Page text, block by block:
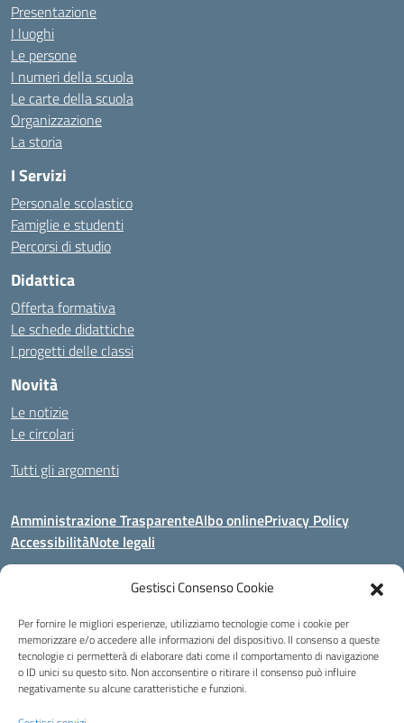
Gestisci Consenso Cookie
Per fornire le migliori esperienze, utilizziamo tecnologie come i cookie per
memorizzare e/o accedere alle informazioni del dispositivo. Il consenso a queste
tecnologie ci permetterà di elaborare dati come il comportamento di navigazione
o ID unici su questo sito. Non acconsentire o ritirare il consenso può influire
negativamente su alcune caratteristiche e funzioni.
Presentazione
I luoghi
Le persone
I numeri della scuola
Le carte della scuola
Organizzazione
La storia
I Servizi
Personale scolastico
Famiglie e studenti
Percorsi di studio
Didattica
Offerta formativa
Le schede didattiche
I progetti delle classi
Novità
Le notizie
Le circolari
Tutti gli argomenti
Amministrazione TrasparenteAlbo onlinePrivacy Policy
AccessibilitàNote legali
Centralino:0828 955033 Email:saic8be00q@istruzione.it
Posta elettronica certificata (PEC):saic8be00q@pec.istruzione.it
Codice fiscale: 91053550652